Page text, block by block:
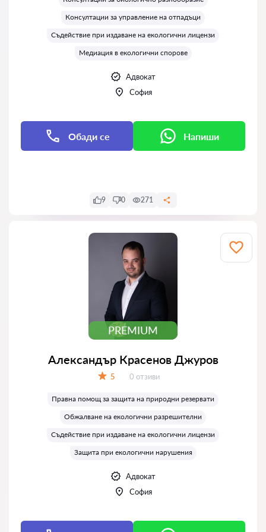
Консултации за управление на отпадъци
Съдействие при издаване на екологични лицензи
Медиация в екологични спорове
Адвокат
София
Обади се Напиши
9 0 271
PREMIUM
Александър Красенов Джуров
5 Отзиви:
0 отзиви
Правна помощ за защита на природни резервати
Обжалване на екологични разрешителни
Съдействие при издаване на екологични лицензи
Защита при екологични нарушения
Адвокат
София